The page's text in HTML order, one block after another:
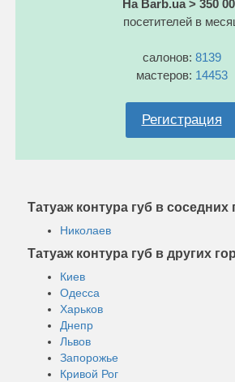
На Barb.ua > 350
посетителей в
салонов: 8139
мастеров: 14453
Регистрация
Татуаж контура губ в соседних
Николаев
Татуаж контура губ в других
Киев
Одесса
Харьков
Днепр
Львов
Запорожье
Кривой Рог